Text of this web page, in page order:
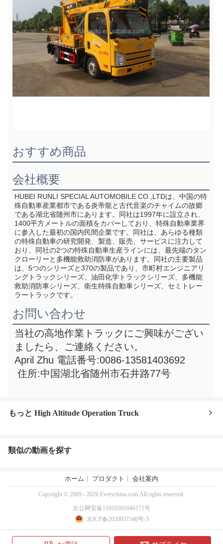
おすすめ商品
会社概要
HUBEI RUNLI SPECIAL AUTOMOBILE CO.,LTDは、中国の特
殊自動車産業都市である炎帝龍と古代音楽のチャイムの故郷
である湖北省随州市にあります。同社は1997年に設立され、
1400平方メートルの面積をカバーしており、特殊自動車業界
に参入した最初の国内民間企業です。同社は、あらゆる種類
の特殊自動車の研究開発、製造、販売、サービスに注力して
おり、同社の2つの特殊自動車生産ラインには、最先端のタン
クローリーと多機能救助消防車があります。同社の主要製品
は、5つのシリーズと370の製品であり、市町村エンジニアリ
ングトラックシリーズ、油田化学トラックシリーズ、多機能
救助消防車シリーズ、衛生特殊自動車シリーズ、セミトレー
ラートラックです。
お問い合わせ
当社の高地作業トラック にご興味がござい
ましたら、ご連絡ください。
April Zhu 電話番号:0086-13581403692
住所:中国湖北省随州市石井路77号
もっと High Altitude Operation Truck
類似の動画を探す
ホーム プロダクト 会社案内
Copyright © 2009 - 2026 Everychina.com.All rights reserved.
京公网安备11010502046171号
京ICP备2020037340号-5